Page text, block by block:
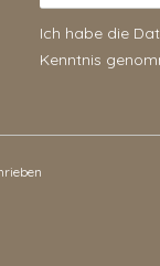
Ich habe die
Kenntnis